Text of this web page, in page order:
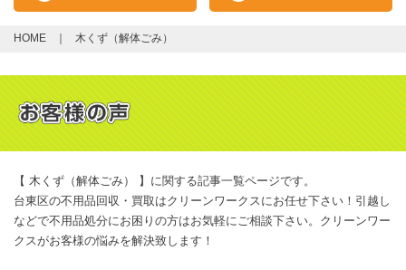
HOME 木くず（解体ごみ）
【 木くず（解体ごみ） 】に関する記事一覧ページです。
台東区の不用品回収・買取はクリーンワークスにお任せ下さい！引越し
などで不用品処分にお困りの方はお気軽にご相談下さい。クリーンワー
クスがお客様の悩みを解決致します！